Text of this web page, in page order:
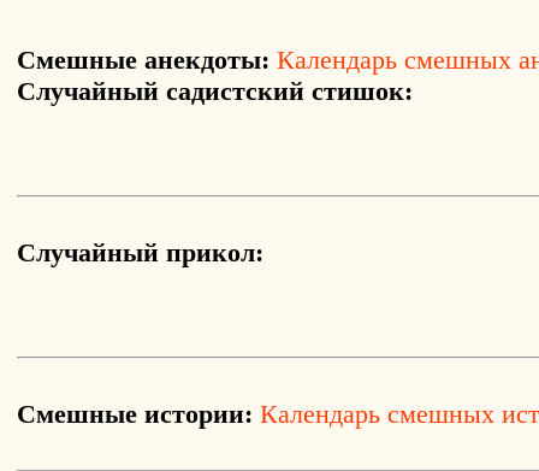
Смешные анекдоты: Календарь смешных
Случайный садистский стишок:
Случайный прикол:
Смешные истории: Календарь смешных